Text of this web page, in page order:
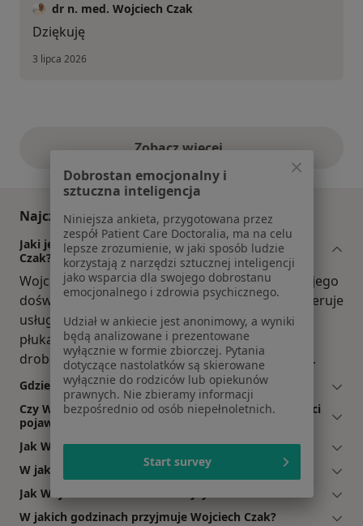
dr n. med. Wojciech Czak
Dziękuję
3 lipca 2026
Zobacz więcejopinie powyżej
Najczęściej zadawane pytania
Jaki jest zakres porad oferowanych przez Wojciech
Czak?
Wojciech Czak to laryngolog. Na podstawie swojego
doświadczenia i wykształcenia Wojciech Czak oferuje
usługi takie jak: konsultacja laryngologiczna,
płukanie uszu, badania laryngologiczne dzieci,
drobne zabiegi laryngologiczne, badanie słuchu.
Gdzie Wojciech Czak ma swój gabinet?
Czy Wojciech Czak przyjmuje online, bez konieczności
pojawiania się w placówce?
Jak Wojciech Czak akceptuje płatności po wizycie?
W jakich językach konsultuje Wojciech Czak?
Jak Wojciech Czak umawia wizyty?
W jakich godzinach przyjmuje Wojciech Czak?
Dobrostan emocjonalny i
sztuczna inteligencja
Niniejsza ankieta, przygotowana przez
zespół Patient Care Doctoralia, ma na celu
lepsze zrozumienie, w jaki sposób ludzie
korzystają z narzędzi sztucznej inteligencji
jako wsparcia dla swojego dobrostanu
emocjonalnego i zdrowia psychicznego.
Udział w ankiecie jest anonimowy, a wyniki
będą analizowane i prezentowane
wyłącznie w formie zbiorczej. Pytania
dotyczące nastolatków są skierowane
wyłącznie do rodziców lub opiekunów
prawnych. Nie zbieramy informacji
bezpośrednio od osób niepełnoletnich.
Start survey